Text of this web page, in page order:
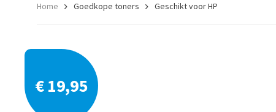
Home Goedkope toners Geschikt voor HP
€ 19,95